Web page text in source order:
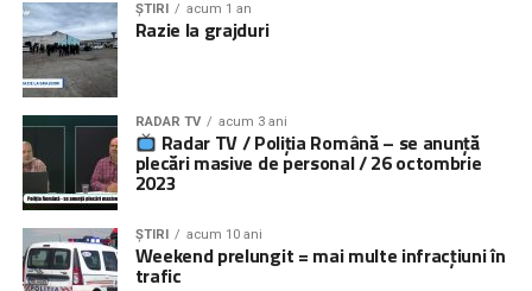
ȘTIRI acum 1 an
Razie la grajduri
RADAR TV acum 3 ani
Radar TV / Poliția Română – se anunță
plecări masive de personal / 26 octombrie
2023
ȘTIRI acum 10 ani
Weekend prelungit = mai multe infracțiuni în
trafic